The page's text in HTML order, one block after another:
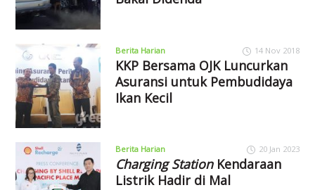
Berita Harian 14 Nov 2018
KKP Bersama OJK Luncurkan
Asuransi untuk Pembudidaya
Ikan Kecil
Berita Harian 20 Jan 2023
Charging StationKendaraan
Listrik Hadir di Mal